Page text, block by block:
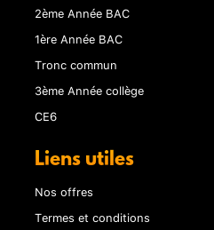
2ème Année BAC
1ère Année BAC
Tronc commun
3ème Année collège
CE6
Liens utiles
Nos offres
Termes et conditions